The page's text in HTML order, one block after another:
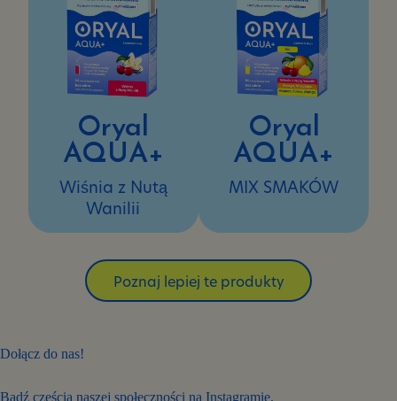
Oryal
AQUA+
Wiśnia z Nutą
Wanilii
Oryal
AQUA+
MIX SMAKÓW
Poznaj lepiej te produkty
Dołącz do nas!
Bądź częścią naszej społeczności na Instagramie.